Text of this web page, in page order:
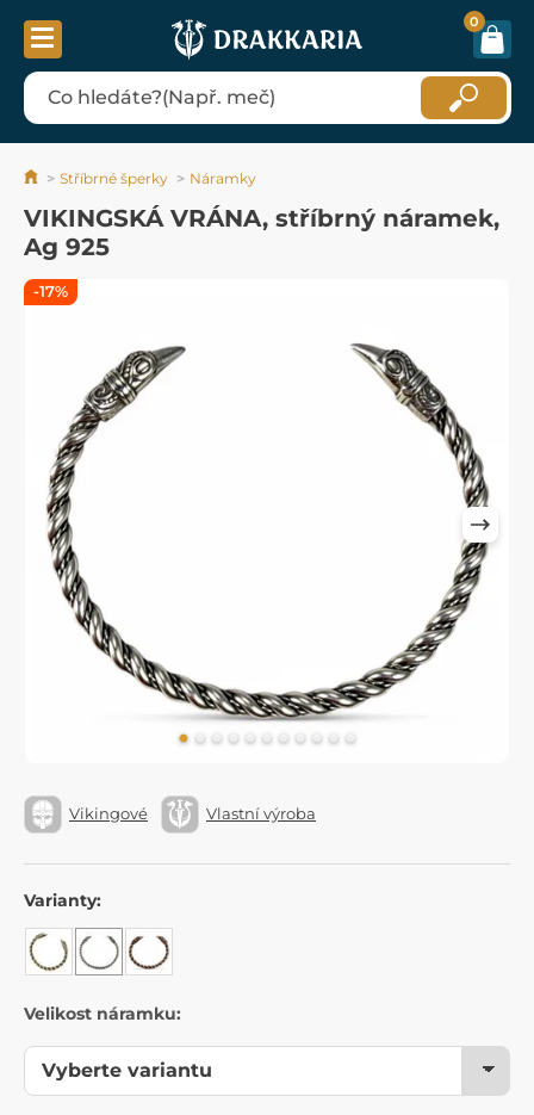
0
Stříbrné šperky Náramky
VIKINGSKÁ VRÁNA, stříbrný náramek,
Ag 925
Vikingové Vlastní výroba
Varianty:
Velikost náramku:
-17%